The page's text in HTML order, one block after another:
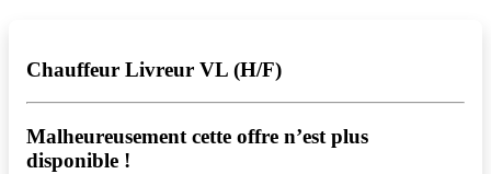
Chauffeur Livreur VL (H/F)
Malheureusement cette offre n’est plus
disponible !️